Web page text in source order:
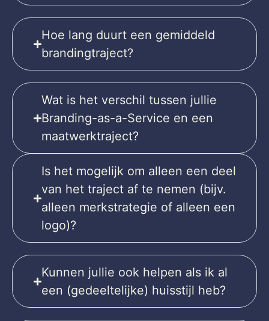
Hoe lang duurt een gemiddeld
brandingtraject?
Wat is het verschil tussen jullie
Branding-as-a-Service en een
maatwerktraject?
Is het mogelijk om alleen een deel
van het traject af te nemen (bijv.
alleen merkstrategie of alleen een
logo)?
Kunnen jullie ook helpen als ik al
een (gedeeltelijke) huisstijl heb?